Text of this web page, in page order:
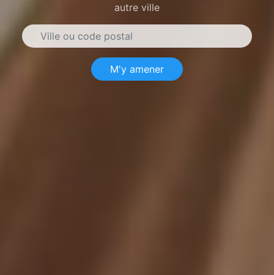
autre ville
M'y amener